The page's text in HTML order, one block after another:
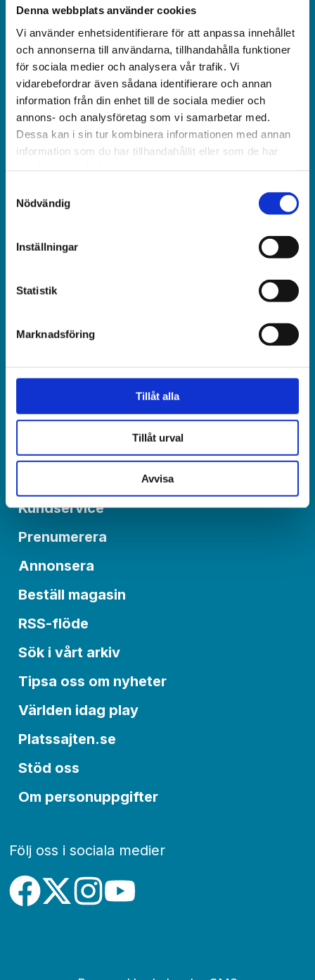
Denna webbplats använder cookies
Vi använder enhetsidentifierare för att anpassa innehållet
och annonserna till användarna, tillhandahålla funktioner
för sociala medier och analysera vår trafik. Vi
vidarebefordrar även sådana identifierare och annan
information från din enhet till de sociala medier och
annons- och analysföretag som vi samarbetar med.
Dessa kan i sin tur kombinera informationen med annan
information som du har tillhandahållit eller som de har
Nödvändig
Inställningar
Statistik
Marknadsföring
Tillåt alla
Tillåt urval
Avvisa
och obunden nyhets­­­tidning på kristen grund.
Ansvarig utgivare och chef­redaktör:
Jonas Adolfsson
© Världen idag AB
Växel:
(kl 10–12, 14–16)
Kundservice:
018-430 40 50
kundtjanst@varldenidag.se
Redaktionen:
Världen idag, Box 6015
550 06 Jönköping
Kundservice
Prenumerera
Annonsera
Beställ magasin
RSS-flöde
Sök i vårt arkiv
Tipsa oss om nyheter
Världen idag play
Platssajten.se
Stöd oss
Om personuppgifter
Följ oss i sociala medier